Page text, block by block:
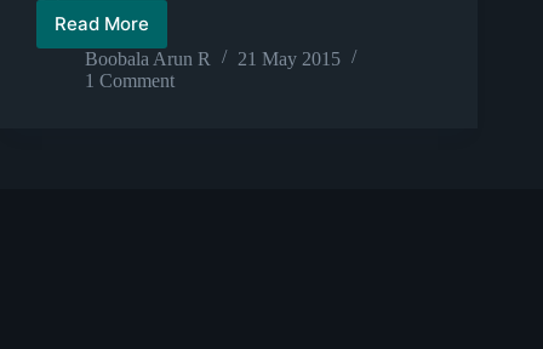
Read Moreஅரசியலுக்கு
இளைஞர்கள்
வரலாமா?
Boobala Arun R
21 May 2015
1 Comment